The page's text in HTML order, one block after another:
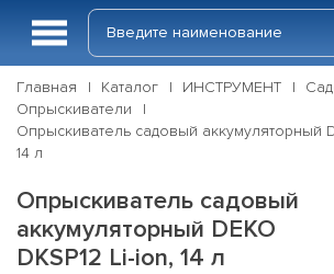
Главная Каталог ИНСТРУМЕНТ
Опрыскиватели
Опрыскиватель садовый аккумуляторный
14 л
Опрыскиватель садовый
аккумуляторный DEKO
DKSP12 Li-ion, 14 л